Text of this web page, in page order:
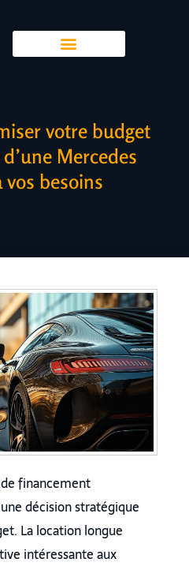
votre budget
Mercedes
vos besoins
financement
décision stratégique
La location longue
intéressante aux